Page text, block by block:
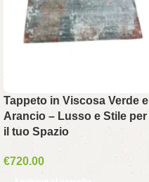
Tappeto in Viscosa Verde e
Arancio – Lusso e Stile per
il tuo Spazio
€720.00